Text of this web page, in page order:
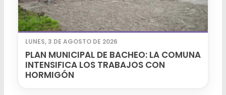
LUNES, 3 DE AGOSTO DE 2026
PLAN MUNICIPAL DE BACHEO: LA COMUNA
INTENSIFICA LOS TRABAJOS CON
HORMIGÓN